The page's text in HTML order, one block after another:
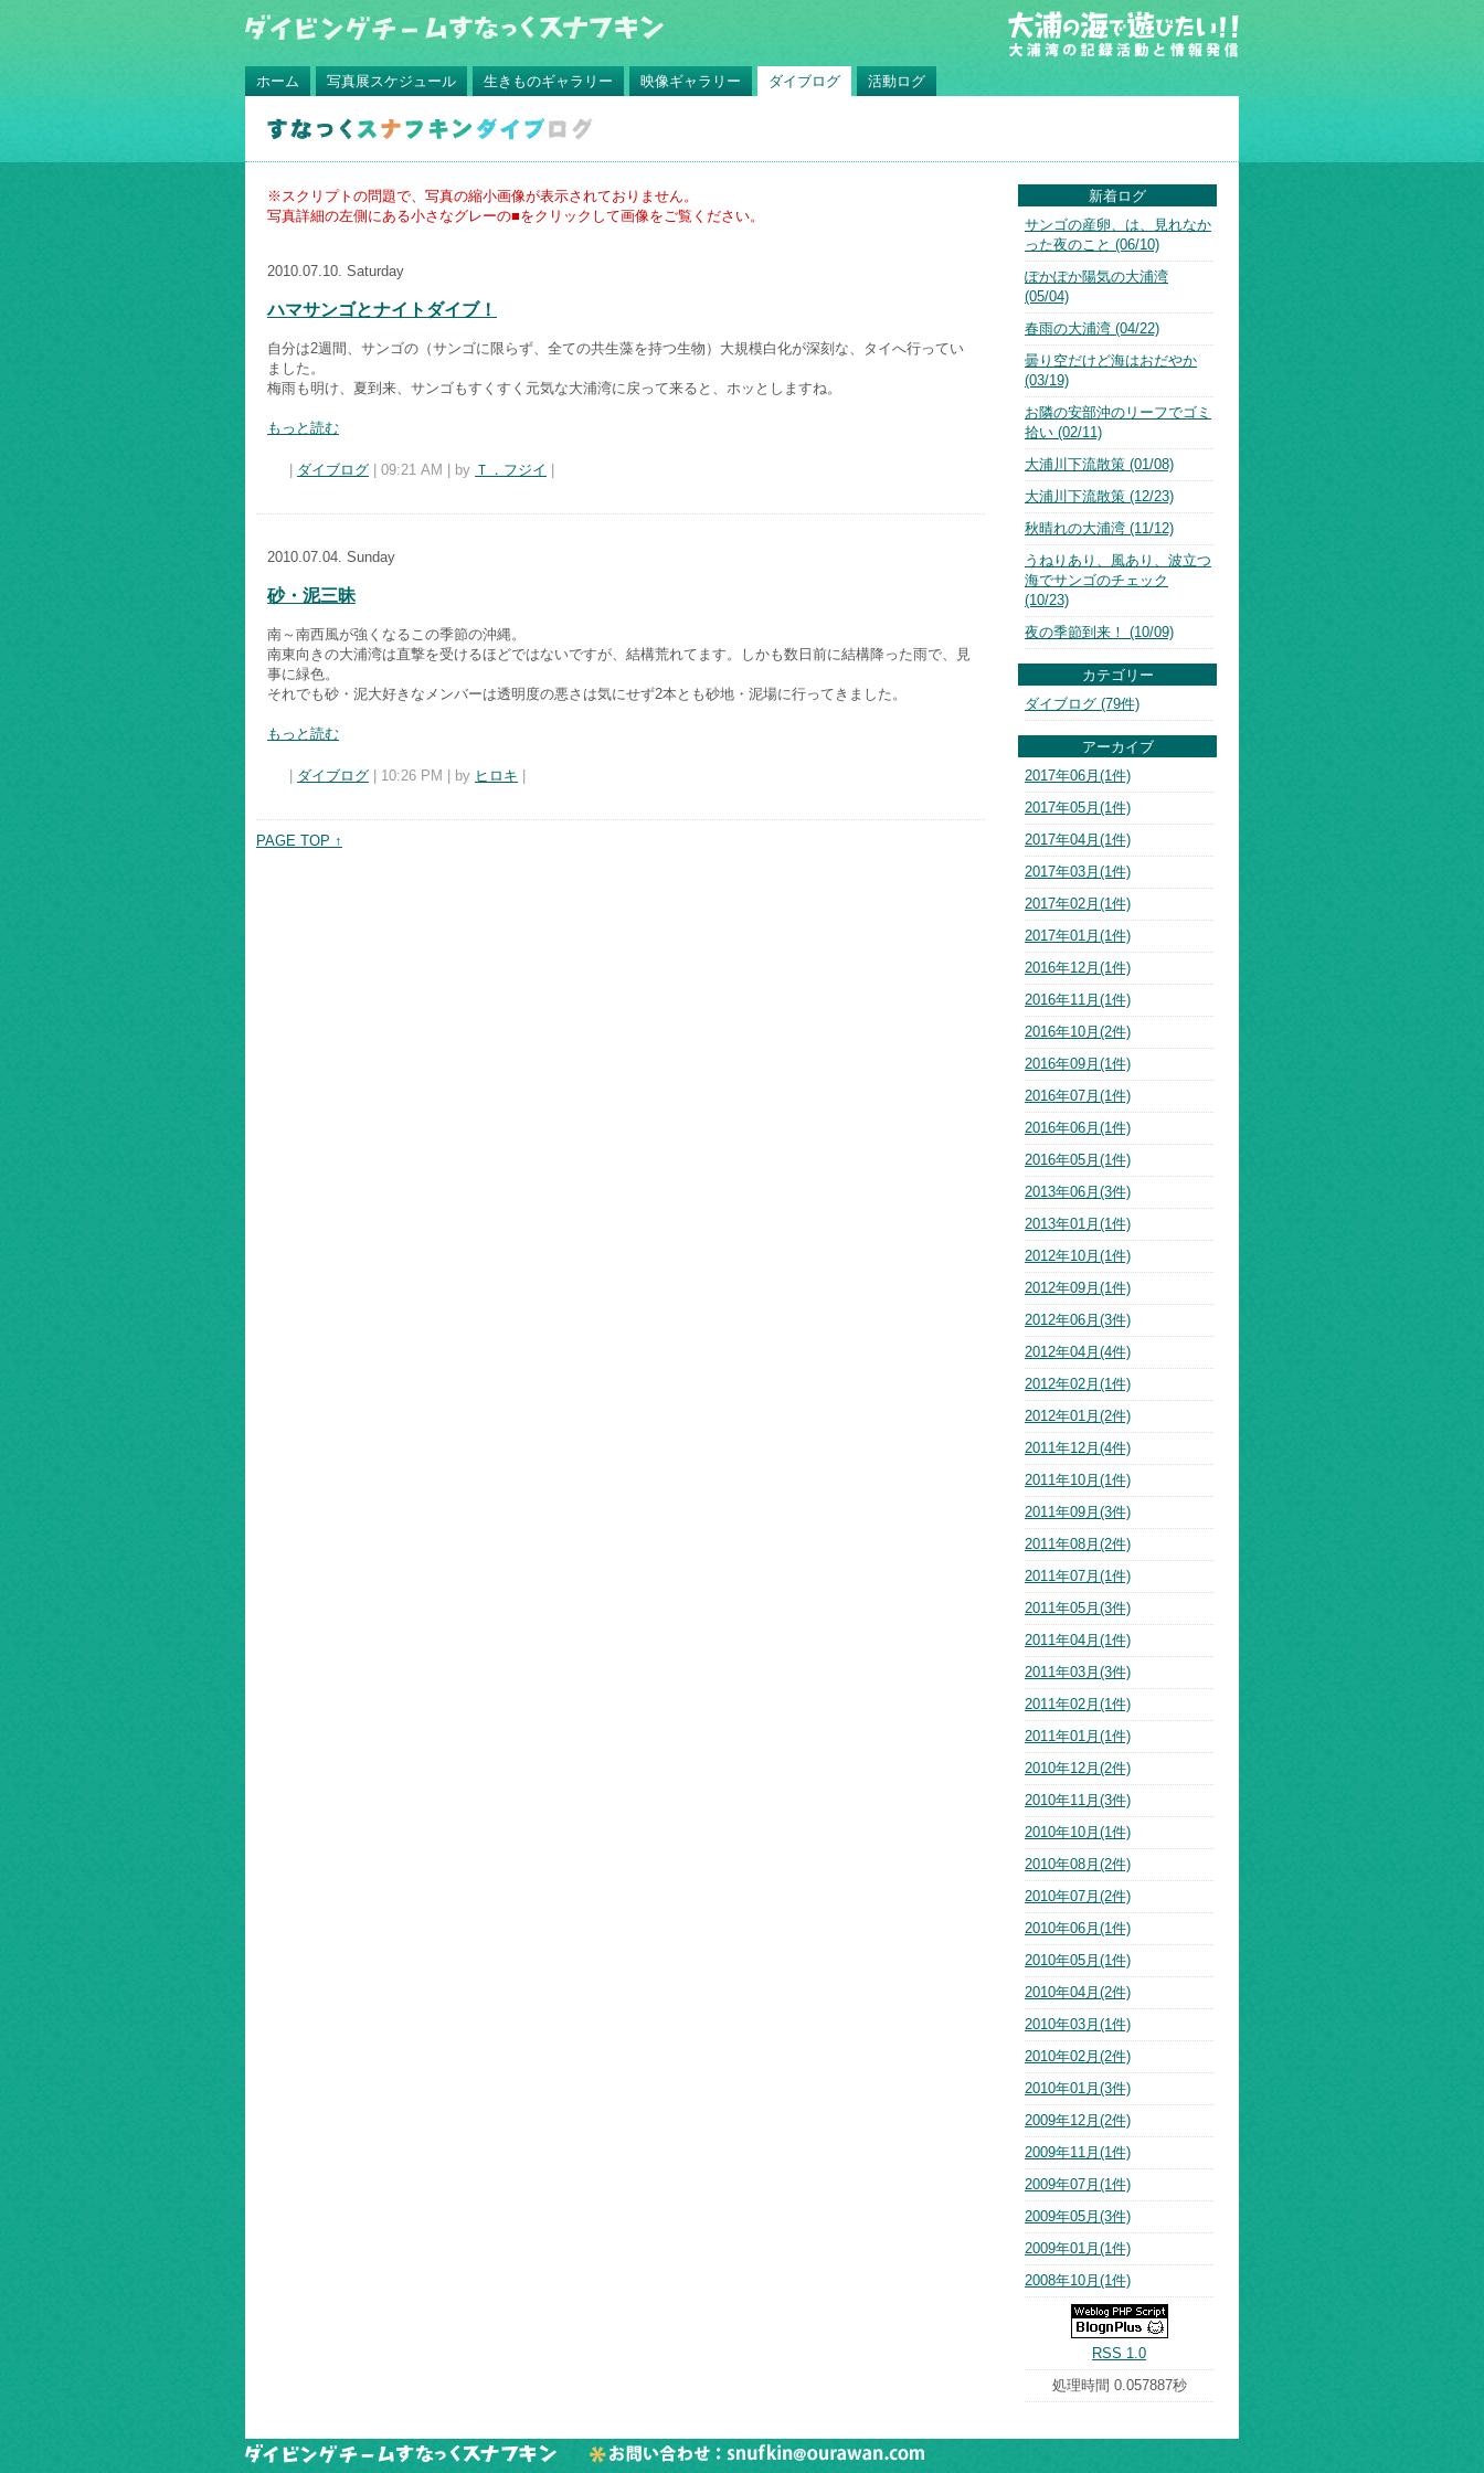
ホーム 写真展スケジュール 生きものギャラリー 映像ギャラリー ダイブログ 活動ログ
※スクリプトの問題で、写真の縮小画像が表示されておりません。
写真詳細の左側にある小さなグレーの■をクリックして画像をご覧ください。
2010.07.10. Saturday
ハマサンゴとナイトダイブ！
自分は2週間、サンゴの（サンゴに限らず、全ての共生藻を持つ生物）大規模白化が深刻な、タイへ行ってい
ました。
梅雨も明け、夏到来、サンゴもすくすく元気な大浦湾に戻って来ると、ホッとしますね。
もっと読む
ダイブログ | 09:21 AM | by Ｔ．フジイ
2010.07.04. Sunday
砂・泥三昧
南～南西風が強くなるこの季節の沖縄。
南東向きの大浦湾は直撃を受けるほどではないですが、結構荒れてます。しかも数日前に結構降った雨で、見
事に緑色。
それでも砂・泥大好きなメンバーは透明度の悪さは気にせず2本とも砂地・泥場に行ってきました。
もっと読む
ダイブログ | 10:26 PM | by ヒロキ
PAGE TOP ↑
新着ログ
サンゴの産卵、は、見れなか
った夜のこと (06/10)
ぽかぽか陽気の大浦湾
(05/04)
春雨の大浦湾 (04/22)
曇り空だけど海はおだやか
(03/19)
お隣の安部沖のリーフでゴミ
拾い (02/11)
大浦川下流散策 (01/08)
大浦川下流散策 (12/23)
秋晴れの大浦湾 (11/12)
うねりあり、風あり、波立つ
海でサンゴのチェック
(10/23)
夜の季節到来！ (10/09)
カテゴリー
ダイブログ (79件)
アーカイブ
2017年06月(1件)
2017年05月(1件)
2017年04月(1件)
2017年03月(1件)
2017年02月(1件)
2017年01月(1件)
2016年12月(1件)
2016年11月(1件)
2016年10月(2件)
2016年09月(1件)
2016年07月(1件)
2016年06月(1件)
2016年05月(1件)
2013年06月(3件)
2013年01月(1件)
2012年10月(1件)
2012年09月(1件)
2012年06月(3件)
2012年04月(4件)
2012年02月(1件)
2012年01月(2件)
2011年12月(4件)
2011年10月(1件)
2011年09月(3件)
2011年08月(2件)
2011年07月(1件)
2011年05月(3件)
2011年04月(1件)
2011年03月(3件)
2011年02月(1件)
2011年01月(1件)
2010年12月(2件)
2010年11月(3件)
2010年10月(1件)
2010年08月(2件)
2010年07月(2件)
2010年06月(1件)
2010年05月(1件)
2010年04月(2件)
2010年03月(1件)
2010年02月(2件)
2010年01月(3件)
2009年12月(2件)
2009年11月(1件)
2009年07月(1件)
2009年05月(3件)
2009年01月(1件)
2008年10月(1件)
RSS 1.0
処理時間 0.057887秒